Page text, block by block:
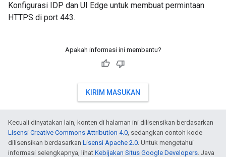
Konfigurasi IDP dan UI Edge untuk membuat permintaan
HTTPS di port 443.
Apakah informasi ini membantu?
KIRIM MASUKAN
Kecuali dinyatakan lain, konten di halaman ini dilisensikan berdasarkan
Lisensi Creative Commons Attribution 4.0, sedangkan contoh kode
dilisensikan berdasarkan Lisensi Apache 2.0. Untuk mengetahui
informasi selengkapnya, lihat Kebijakan Situs Google Developers. Java